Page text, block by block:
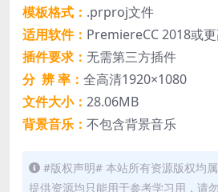
模板格式： .prproj文件
适用软件： PremiereCC 2018或
插件要求： 无需第三方插件
分 辨 率： 全高清1920×1080
文件大小： 28.06MB
背景音乐： 不包含背景音乐
#版权声明# 本站所有资源版权均
提供资源均只能用于参考学习用，请